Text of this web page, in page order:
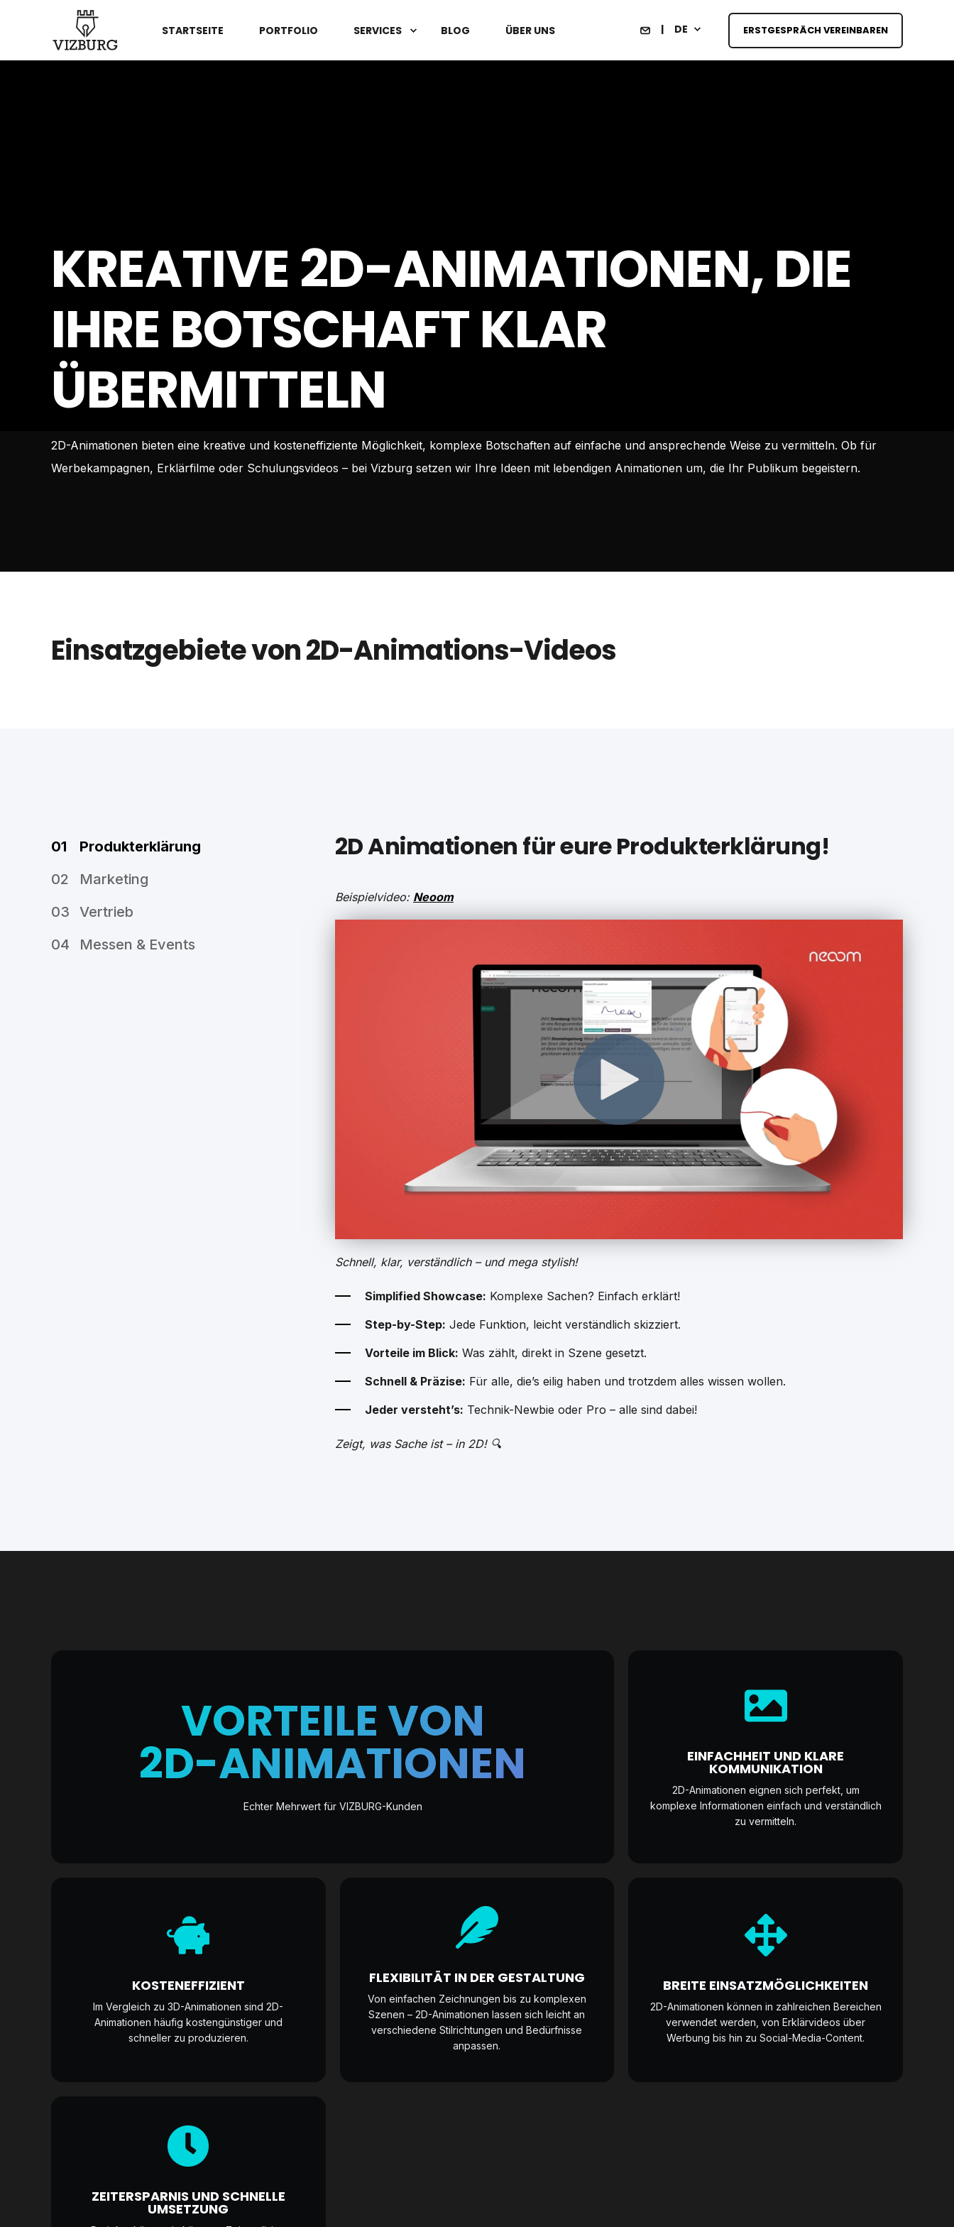
STARTSEITE PORTFOLIO SERVICES BLOG ÜBER UNS DE ERSTGESPRÄCH VEREINBAREN
KREATIVE 2D-ANIMATIONEN, DIE
IHRE BOTSCHAFT KLAR
ÜBERMITTELN
2D-Animationen bieten eine kreative und kosteneffiziente Möglichkeit, komplexe Botschaften auf einfache und ansprechende Weise zu vermitteln. Ob für
Werbekampagnen, Erklärfilme oder Schulungsvideos – bei Vizburg setzen wir Ihre Ideen mit lebendigen Animationen um, die Ihr Publikum begeistern.
Einsatzgebiete von 2D-Animations-Videos
01
Produkterklärung
02
Marketing
03
Vertrieb
04
Messen & Events
2D Animationen für eure Produkterklärung!
Beispielvideo: Neoom
Schnell, klar, verständlich – und mega stylish!
Simplified Showcase: Komplexe Sachen? Einfach erklärt!
Step-by-Step: Jede Funktion, leicht verständlich skizziert.
Vorteile im Blick: Was zählt, direkt in Szene gesetzt.
Schnell & Präzise: Für alle, die’s eilig haben und trotzdem alles wissen wollen.
Jeder versteht’s: Technik-Newbie oder Pro – alle sind dabei!
Zeigt, was Sache ist – in 2D! 🔍
VORTEILE VON
2D-ANIMATIONEN
Echter Mehrwert für VIZBURG-Kunden
EINFACHHEIT UND KLARE
KOMMUNIKATION
2D-Animationen eignen sich perfekt, um
komplexe Informationen einfach und verständlich
zu vermitteln.
KOSTENEFFIZIENT
Im Vergleich zu 3D-Animationen sind 2D-
Animationen häufig kostengünstiger und
schneller zu produzieren.
FLEXIBILITÄT IN DER GESTALTUNG
Von einfachen Zeichnungen bis zu komplexen
Szenen – 2D-Animationen lassen sich leicht an
verschiedene Stilrichtungen und Bedürfnisse
anpassen.
BREITE EINSATZMÖGLICHKEITEN
2D-Animationen können in zahlreichen Bereichen
verwendet werden, von Erklärvideos über
Werbung bis hin zu Social-Media-Content.
ZEITERSPARNIS UND SCHNELLE
UMSETZUNG